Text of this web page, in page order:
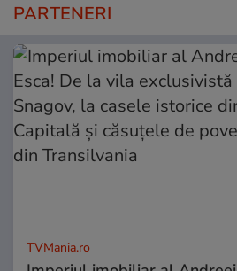
PARTENERI
TVMania.ro